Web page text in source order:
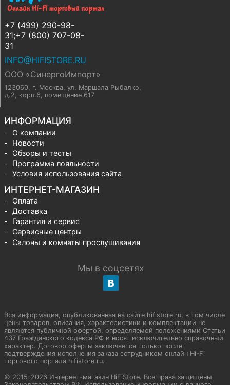
+7 (499) 290-98-
31;+7 (800) 707-08-
31
INFO@HIFISTORE.RU
ООО «СинергоИмпорт»
123060, г. Москва, ул. Маршала Рыбалко,
д.2, корп.6, помещение 617
ИНФОРМАЦИЯ
О компании
Новости
Обзоры и тесты
Программа лояльности
Условия использования сайта
ИНТЕРНЕТ-МАГАЗИН
Оплата
Доставка
Гарантия и сервис
Сервисные центры
Салоны и комнаты прослушивания
Мы в соцсетях
Вся информация, опубликованная на сайте hifistore.ru, в том числе
цены товаров, описания, характеристики и комплектации не
являются публичной офертой, определяемой положениями Статьи
437 Гражданского кодекса РФ и носят исключительно справочный
характер. Договор оферты заключается только после
подтверждения исполнения заказа сотрудником онлайн Hi-Fi
торгового портала hifistore.ru.
© 2015-2026 Интернет-магазин HiFiStore. Все права защищены